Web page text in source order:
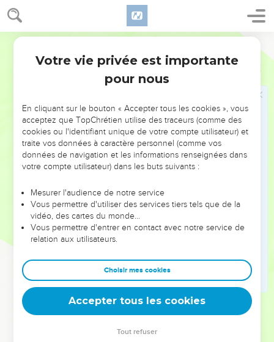
Romains 6
Ne savez-vous pas que si vous vous rendez esclaves de
quelqu'un pour lui obéir, vous êtes esclaves de celui à qui
vous obéissez ; soit du péché pour la mort, soit de
Mais grâces soient rendues à Dieu, de ce que, après avoir
été esclaves du péché, vous avez obéi de coeur à la règle de
Or, ayant été affranchis du péché, vous êtes devenus
esclaves de la justice.
Je parle suivant l'usage des hommes, à cause de l'infirmité
de votre chair. En effet, de même que vous avez livré vos
l'iniquité, ainsi livrez-les maintenant comme esclaves à la
justice pour la sainteté.
Car, lorsque vous étiez esclaves du péché, vous étiez
libres à l'égard de la justice.
Quel fruit retiriez-vous donc alors des choses dont vous
avez honte présentement ? Car leur fin est la mort.
Mais maintenant affranchis du péché et esclaves de Dieu,
vous en retirez pour fruit la sainteté, et pour fin la vie
Votre vie privée est importante
pour nous
En cliquant sur le bouton « Accepter tous les cookies », vous
acceptez que TopChrétien utilise des traceurs (comme des
cookies ou l'identifiant unique de votre compte utilisateur) et
traite vos données à caractère personnel (comme vos
données de navigation et les informations renseignées dans
votre compte utilisateur) dans les buts suivants :
Mesurer l'audience de notre service
Vous permettre d'utiliser des services tiers tels que de la
vidéo, des cartes du monde…
Vous permettre d'entrer en contact avec notre service de
relation aux utilisateurs.
Choisir mes cookies
Accepter tous les cookies
Tout refuser